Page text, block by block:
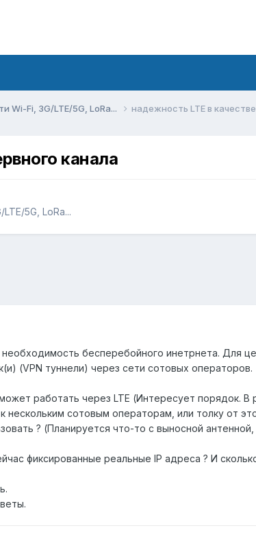
Wi-Fi, 3G/LTE/5G, LoRa... надежность LTE в
канала
5G, LoRa...
бесперебойного инетрнета. Для
(VPN туннели) через сети сотовых операторов.
работать через LTE (Интересует порядок.
нескольким сотовым операторам, или толку от
? (Планируется что-то с выносной
фиксированные реальные IP адреса ? И